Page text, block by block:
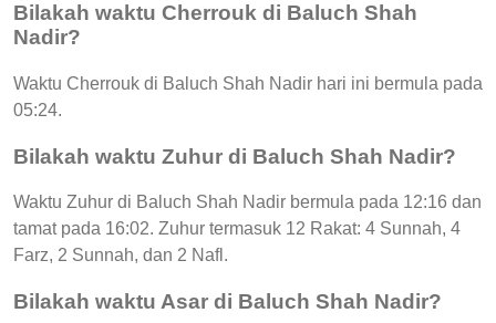
Bilakah waktu Cherrouk di Baluch Shah
Nadir?
Waktu Cherrouk di Baluch Shah Nadir hari ini bermula pada
05:24.
Bilakah waktu Zuhur di Baluch Shah Nadir?
Waktu Zuhur di Baluch Shah Nadir bermula pada 12:16 dan
tamat pada 16:02. Zuhur termasuk 12 Rakat: 4 Sunnah, 4
Farz, 2 Sunnah, dan 2 Nafl.
Bilakah waktu Asar di Baluch Shah Nadir?